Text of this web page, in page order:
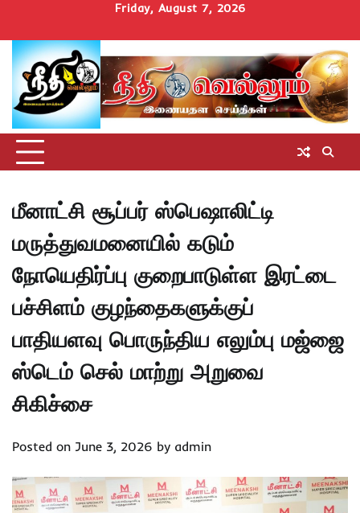
content
Friday, August 7, 2026
Homeசெய்திகள்
தமிழ்நாடுமாவட்டச்செய்திகள்
அரசியல்ஆன்மிகம்
சட்டம்
அறிவோம்
சினிமாUncategorized
மீனாட்சி சூப்பர் ஸ்பெஷாலிட்டி
மருத்துவமனையில் கடும்
நோயெதிர்ப்பு குறைபாடுள்ள இரட்டை
பச்சிளம் குழந்தைகளுக்குப்
பாதியளவு பொருந்திய எலும்பு மஜ்ஜை
ஸ்டெம் செல் மாற்று அறுவை
சிகிச்சை
Posted on June 3, 2026 by admin